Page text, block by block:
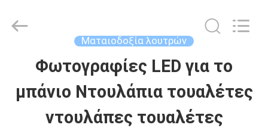
ΑΡΧΙΚΉ
ΣΕΛΊΔΑ
Furniture
Ματαιοδοξία λουτρών
Φωτογραφίες LED για το
μπάνιο Ντουλάπια τουαλέτες
ντουλάπες τουαλέτες